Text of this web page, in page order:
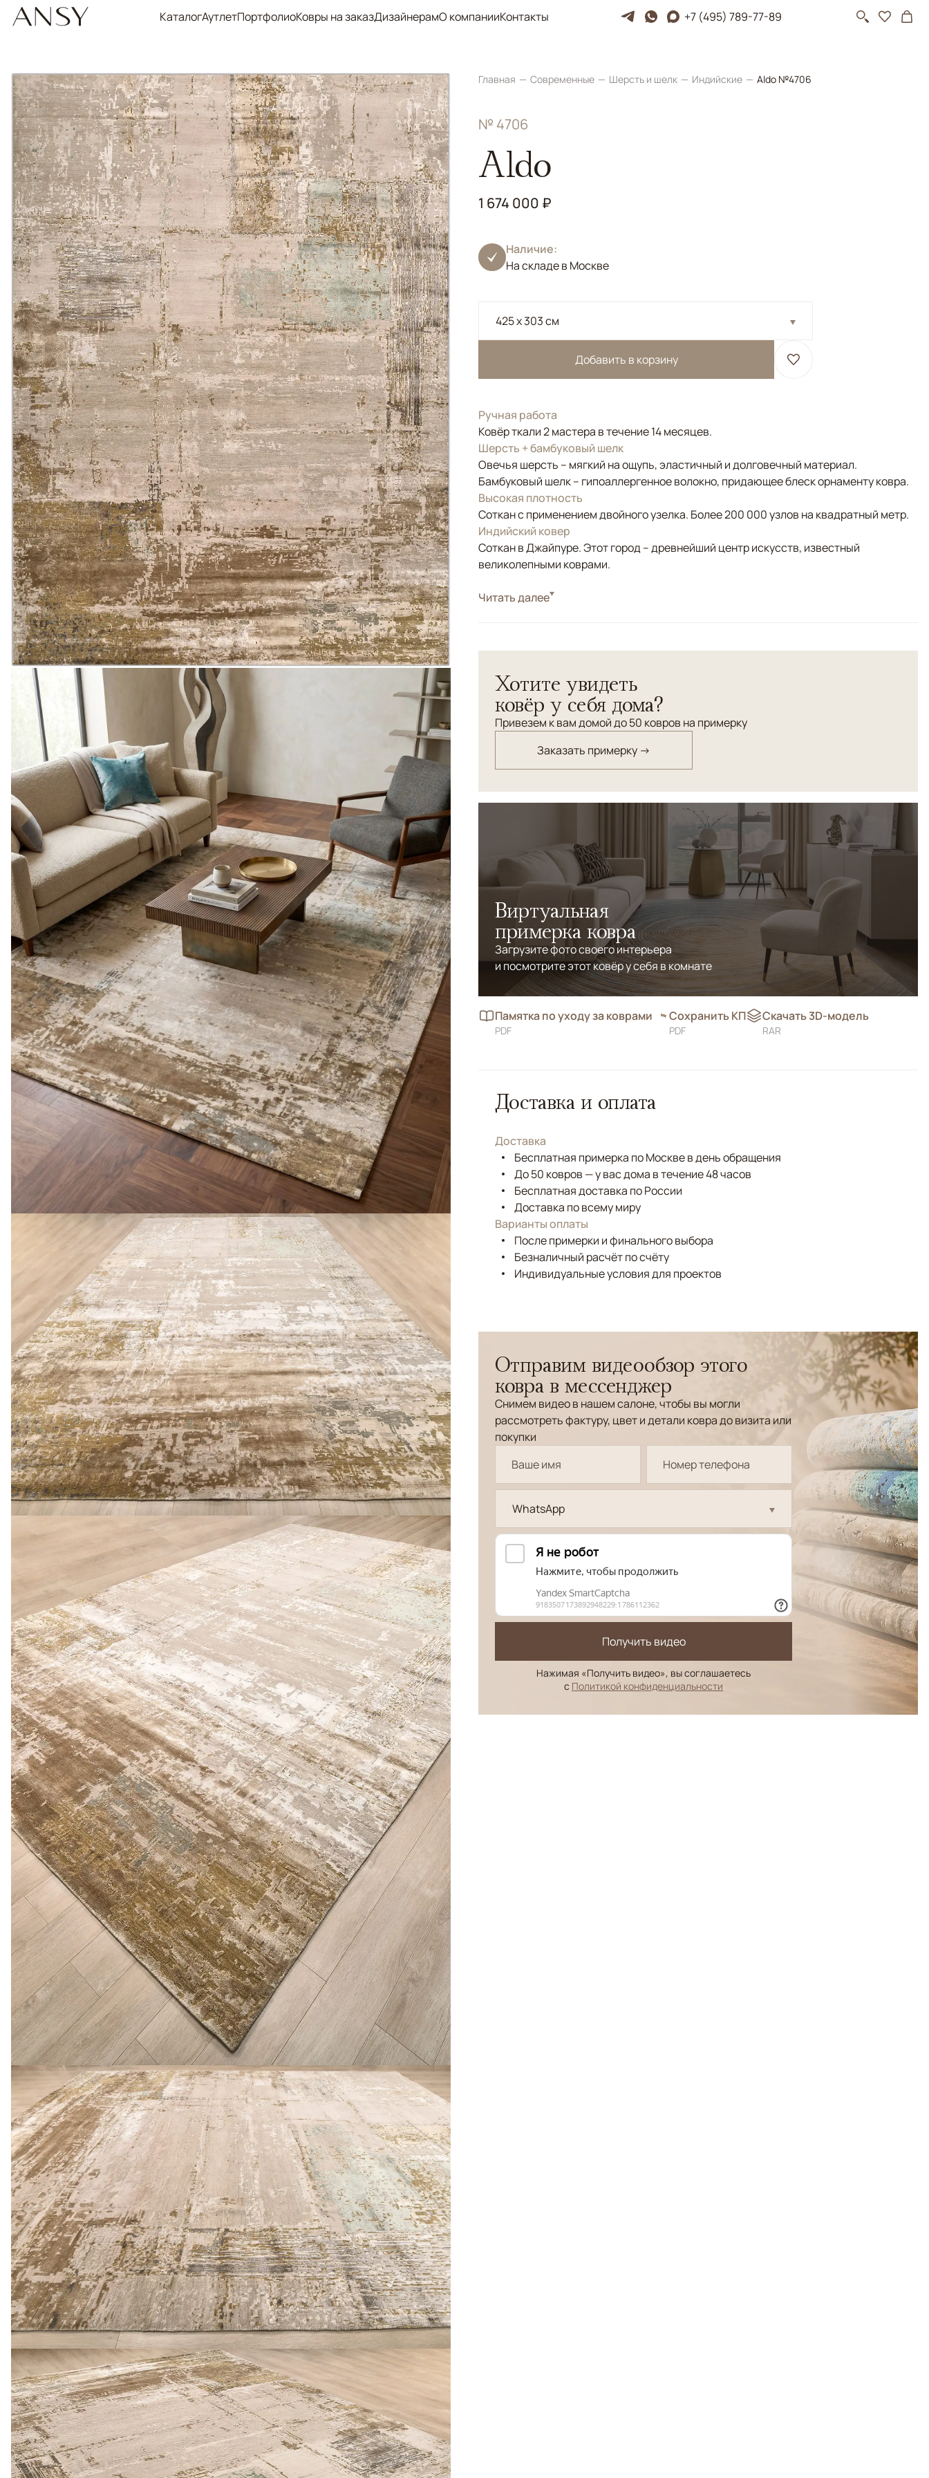
КаталогАутлетПортфолиоКовры на заказДизайнерамО компанииКонтакты +7 (495) 789-77-89
Главная Современные Шерсть и шелк Индийские Aldo №4706
№ 4706
Aldo
1 674 000 ₽
Наличие:
На складе в Москве
425 x 303 см
Добавить в корзину
Ручная работа
Ковёр ткали 2 мастера в течение 14 месяцев.
Шерсть + бамбуковый шелк
Овечья шерсть – мягкий на ощупь, эластичный и долговечный материал.
Бамбуковый шелк – гипоаллергенное волокно, придающее блеск орнаменту ковра.
Высокая плотность
Соткан с применением двойного узелка. Более 200 000 узлов на квадратный метр.
Индийский ковер
Соткан в Джайпуре. Этот город – древнейший центр искусств, известный
великолепными коврами.
СтильСовременные
Читать далее
Хотите увидеть
ковёр у себя дома?
Привезем к вам домой до 50 ковров на примерку
Заказать примерку →
Виртуальная
примерка ковра
Загрузите фото своего интерьера
и посмотрите этот ковёр у себя в комнате
Памятка по уходу за коврами
PDF
Сохранить КП
PDF
Скачать 3D-модель
RAR
Доставка и оплата
Доставка
Бесплатная примерка по Москве в день обращения
До 50 ковров — у вас дома в течение 48 часов
Бесплатная доставка по России
Доставка по всему миру
Варианты оплаты
После примерки и финального выбора
Безналичный расчёт по счёту
Индивидуальные условия для проектов
Отправим видеообзор этого
ковра в мессенджер
Снимем видео в нашем салоне, чтобы вы могли
рассмотреть фактуру, цвет и детали ковра до визита или
покупки
WhatsApp
Получить видео
Нажимая «Получить видео», вы соглашаетесь
с Политикой конфиденциальности